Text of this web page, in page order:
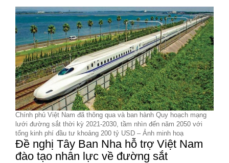
Chính phủ Việt Nam đã thông qua và ban hành Quy hoạch mạng
lưới đường sắt thời kỳ 2021-2030, tầm nhìn đến năm 2050 với
tổng kinh phí đầu tư khoảng 200 tỷ USD – Ảnh minh hoạ
Đề nghị Tây Ban Nha hỗ trợ Việt Nam
đào tạo nhân lực về đường sắt